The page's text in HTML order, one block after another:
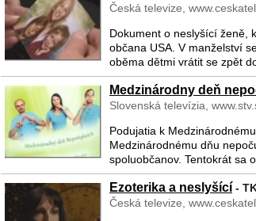
Česká televize,
Dokument o neslyšící ženě,
občana USA. V manželství
oběma dětmi vrátit se zpět
Medzinárodny deň
Slovenská televízia,
Podujatia k
Medzinárodnému dňu
spoluobčanov. Tentokrát sa
Ezoterika a neslyšící -
Česká televize,